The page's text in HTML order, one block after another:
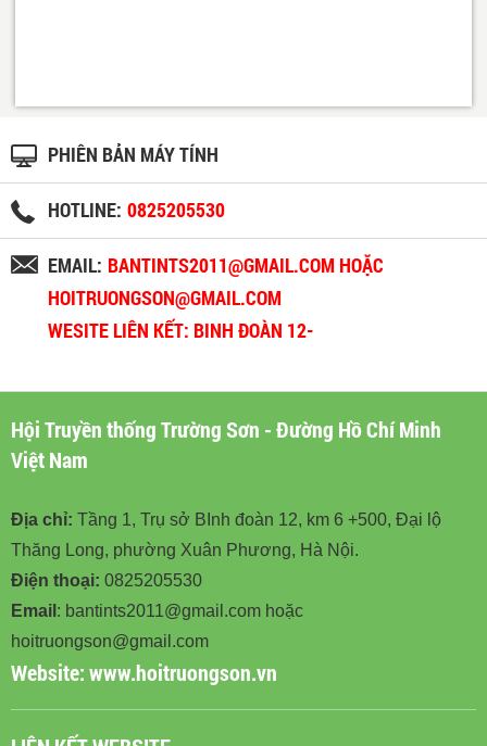
PHIÊN BẢN MÁY TÍNH
HOTLINE: 0825205530
EMAIL: BANTINTS2011@GMAIL.COM HOẶC
HOITRUONGSON@GMAIL.COM
WESITE LIÊN KẾT: BINH ĐOÀN 12-
Hội Truyền thống Trường Sơn - Đường Hồ Chí Minh
Việt Nam
Địa chỉ: Tầng 1, Trụ sở BInh đoàn 12, km 6 +500, Đại lộ
Thăng Long, phường Xuân Phương, Hà Nội.
Điện thoại: 0825205530
Email : bantints2011@gmail.com hoặc
hoitruongson@gmail.com
Website:www.hoitruongson.vn